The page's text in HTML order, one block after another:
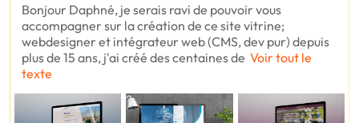
Bonjour Daphné, je serais ravi de pouvoir vous
accompagner sur la création de ce site vitrine;
webdesigner et intégrateur web (CMS, dev pur) depuis
plus de 15 ans, j'ai créé des centaines de Voir tout le
texte